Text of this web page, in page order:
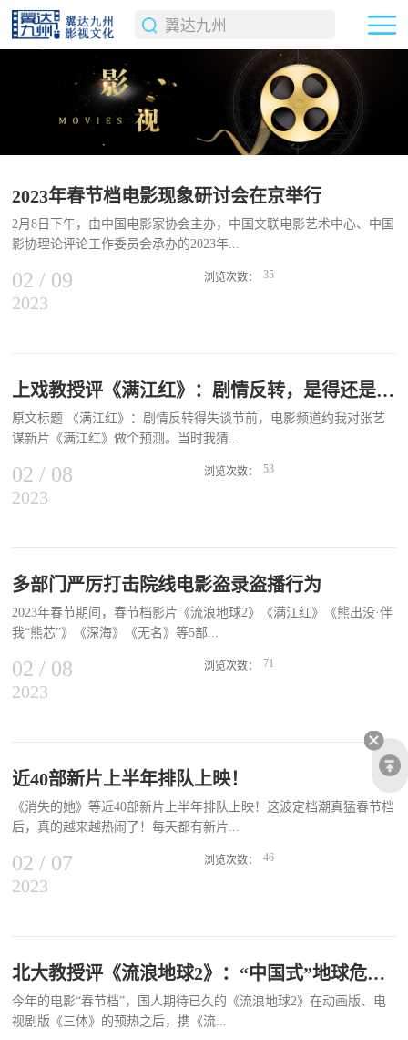
2023年春节档电影现象研讨会在京举行
2月8日下午，由中国电影家协会主办，中国文联电影艺术中心、中国
影协理论评论工作委员会承办的2023年...
春节档电影现象研讨会在京举行。国家电影局副局长陆亮，中国文联
历史第二好成绩。《流浪地球2》《满江红》等多部题材类型各异的
2015年以来观众满意度最高的春节档，展现了2023年中国电影市场的
强势复苏势头。讨论中，各位与会专家和从业者们结合档期总体表现
和具体影片创作，分别就艺术呈现、档期生态、产业结构等方面进行
了深入交流探讨。大家纷纷表示，在今年春节档的带动下，随着内容
制作节奏逐步平稳恢复，优质内容储备不断释放，2023年中国电影市
热情能持续下去，期待春节档后其他连续的档期能把火爆的市场热度
持续下去，期待中国电影人团结奋发快乐的精气神能持续下去，期待
主题积极、百花齐放、类型丰富、风格各异、佳作纷呈的创作形势能
02 / 09
2023
浏览次数： 35
上戏教授评《满江红》：剧情反转，是得还是失？
原文标题 《满江红》：剧情反转得失谈节前，电影频道约我对张艺
谋新片《满江红》做个预测。当时我猜...
，《满江红》很可能是《三枪拍案惊奇》的一个升级版。为求自证，
级，就此而言，说它是《三枪》的升级版也不无道理。《满江红》给
假定性，某种程度上也再次印证了张艺谋对传统“三一律”的特别痴
迷。比如封闭的叙事时空，似乎已成为张艺谋电影一种“签名式”的铁
律。从《菊豆》（1990）的染坊到《大红灯笼高高挂》（1991）深宅
大院，从《金陵十三钗》（2011）的基督教堂再到《狙击手》
（2022）的前线阵地、掩体，无不是在一个封闭的时空架构中让角色
《满江红》对时空的限定更加极端，不仅将空间死死锁定在高墙大院
之内，并且还将故事时间严格限定在“一个时辰”，使其与影片的放映
时间大体同步。这属于一种叙事形式的极端化，它是一步险棋，走对
了就能险中求胜，走错了就会画地为牢，作茧自缚。 据媒体报
道，《满江红》的故事缘起，是因为山西当地原...
02 / 08
2023
浏览次数： 53
多部门严厉打击院线电影盗录盗播行为
2023年春节期间，春节档影片《流浪地球2》《满江红》《熊出没·伴
我“熊芯”》《深海》《无名》等5部...
春节档影片的盗版版本在网上出现，国家版权局、国家电影局、公安
所（电影技术质量检测所）的技术支持下，迅速锁定了盗录传播嫌疑
人，目前案件正在侦办中。 全国多地版权主管部门联合公安、工
信、文化市场综合执法等部门进一步加大对电影院、点播影院、私人
时发现涉嫌侵权盗版违法犯罪的案件线索，督促落实院线电影版权保
护主体责任。 在版权部门保驾护航下，2023年春节档（除夕至正月
初六，1月21日至1月27日）全国电影票房为67.58亿元，同比增长
11.89%,创造了春节档票房历史第二的好成绩；观影人次为1.29亿，
同比增长13.16%；国产影片票房占比为99.22%。国家版权局相关工
版传播春节档票房爆发力强、影片质量高，是每年电影市场票房产出
最高效的档期，同时也是盗版行为最猖獗的档期。为对春节档上映影
片提供有效的版权保护，国家版权局于1月20日发布了2023年度第一
02 / 08
2023
浏览次数： 71
近40部新片上半年排队上映！
《消失的她》等近40部新片上半年排队上映！这波定档潮真猛春节档
后，真的越来越热闹了！每天都有新片...
官宣、定档的好消息。 2月6日，朱一龙、倪妮、文咏珊领衔主演的
计划在2023年与观众见面。 从2月5日元宵节，梁朝伟和郭富城双
的她》，2023春节档后的上半年，截至目前有近40部新片已确定院线
上映时间，越来越多电影陆续就位，中国电影市场愈加红火。国产新
02 / 07
2023
浏览次数： 46
北大教授评《流浪地球2》：“中国式”地球危机想象与解决方案
今年的电影“春节档”，国人期待已久的《流浪地球2》在动画版、电
视剧版《三体》的预热之后，携《流...